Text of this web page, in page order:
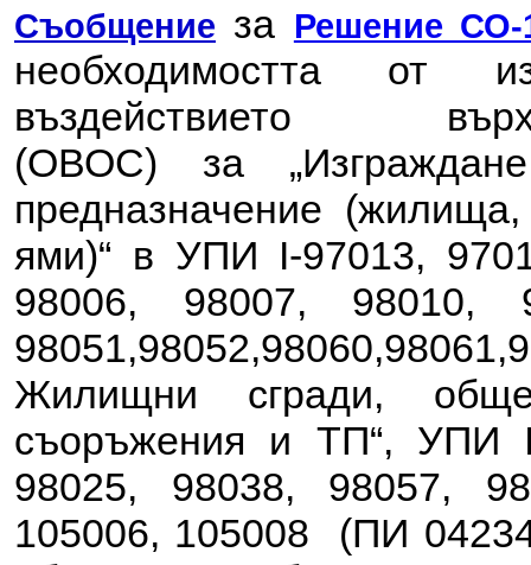
Съобщение за Решение СО-
необходимостта от
въздействието
(ОВОС) за
предназначение
ями)“ в УПИ I-97013,
98006, 98007, 98010,
Жилищни сгради,
съоръжения и ТП“, УПИ
98025, 98038, 98057,
105006, 105008 (ПИ